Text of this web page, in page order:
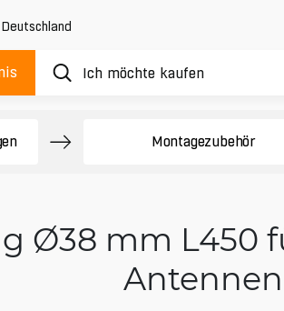
Deutschland
Montagezubehör
Ø38 mm L450
Antennen